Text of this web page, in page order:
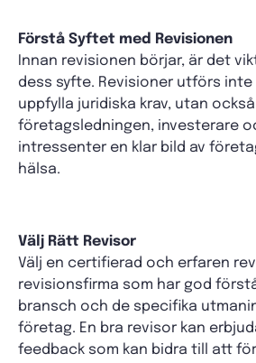
Förstå Syftet med Revisionen
Innan revisionen börjar, är det
dess syfte. Revisioner utförs
uppfylla juridiska krav, utan
företagsledningen, investerare
intressenter en klar bild av
hälsa.
Välj Rätt Revisor
Välj en certifierad och erfaren
revisionsfirma som har god
bransch och de specifika
företag. En bra revisor kan
feedback som kan bidra till att